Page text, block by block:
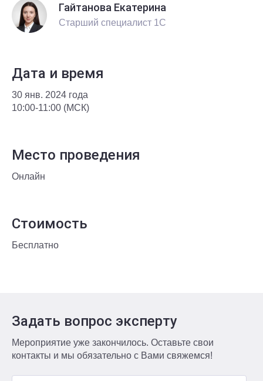
Гайтанова Екатерина
Старший специалист 1С
Дата и время
30 янв. 2024 года
10:00-11:00 (МСК)
Место проведения
Онлайн
Стоимость
Бесплатно
Задать вопрос эксперту
Мероприятие уже закончилось. Оставьте свои
контакты и мы обязательно с Вами свяжемся!